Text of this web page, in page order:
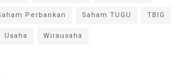
Perbankan Saham TUGU TBIG
Usaha Wirausaha